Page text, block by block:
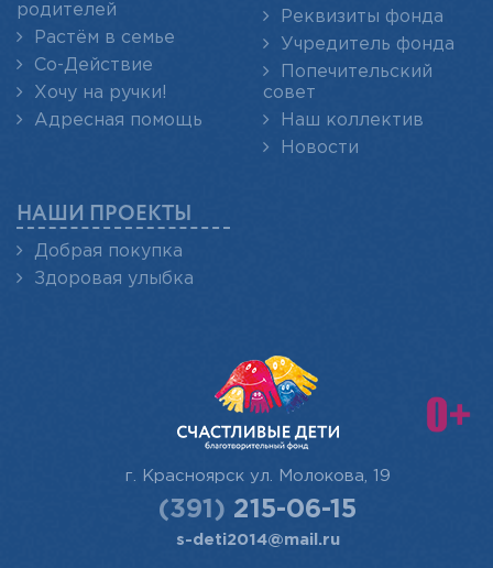
родителей
Растём в семье
Со-Действие
Хочу на ручки!
Адресная помощь
Реквизиты фонда
Учредитель фонда
Попечительский
совет
Наш коллектив
Новости
НАШИ ПРОЕКТЫ
Добрая покупка
Здоровая улыбка
г. Красноярск ул. Молокова, 19
(391) 215-06-15
s-deti2014@mail.ru